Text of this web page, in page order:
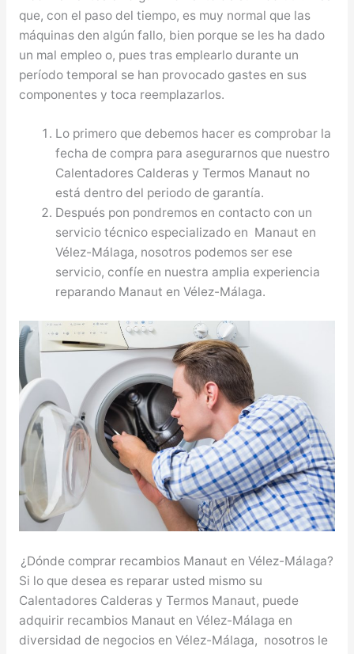
que, con el paso del tiempo, es muy normal que las
máquinas den algún fallo, bien porque se les ha dado
un mal empleo o, pues tras emplearlo durante un
período temporal se han provocado gastes en sus
componentes y toca reemplazarlos.
Lo primero que debemos hacer es comprobar la
fecha de compra para asegurarnos que nuestro
Calentadores Calderas y Termos Manaut no
está dentro del periodo de garantía.
Después pon pondremos en contacto con un
servicio técnico especializado en Manaut en
Vélez-Málaga, nosotros podemos ser ese
servicio, confíe en nuestra amplia experiencia
reparando Manaut en Vélez-Málaga.
¿Dónde comprar recambios Manaut en Vélez-Málaga?
Si lo que desea es reparar usted mismo su
Calentadores Calderas y Termos Manaut, puede
adquirir recambios Manaut en Vélez-Málaga en
diversidad de negocios en Vélez-Málaga, nosotros le